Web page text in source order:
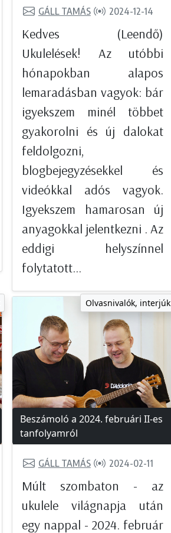
GÁLL TAMÁS 2024-12-14
Kedves (Leendő)
Ukulelések! Az utóbbi
hónapokban alapos
lemaradásban vagyok: bár
igyekszem minél többet
gyakorolni és új dalokat
feldolgozni,
blogbejegyzésekkel és
videókkal adós vagyok.
Igyekszem hamarosan új
anyagokkal jelentkezni . Az
eddigi helyszínnel
folytatott...
Olvasnivalók, interjúk
Beszámoló a 2024. februári II-es
tanfolyamról
GÁLL TAMÁS 2024-02-11
Múlt szombaton - az
ukulele világnapja után
egy nappal - 2024. február